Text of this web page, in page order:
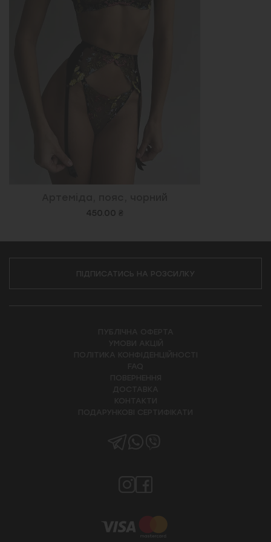
450.00 ₴
ПІДПИСАТИСЬ НА РОЗСИЛКУ